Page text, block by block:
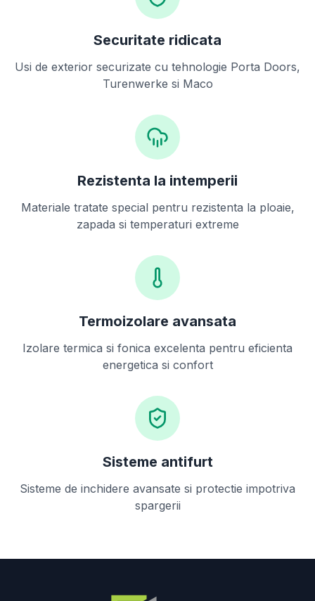
Securitate ridicata
Usi de exterior securizate cu tehnologie Porta Doors,
Turenwerke si Maco
Rezistenta la intemperii
Materiale tratate special pentru rezistenta la ploaie,
zapada si temperaturi extreme
Termoizolare avansata
Izolare termica si fonica excelenta pentru eficienta
energetica si confort
Sisteme antifurt
Sisteme de inchidere avansate si protectie impotriva
spargerii